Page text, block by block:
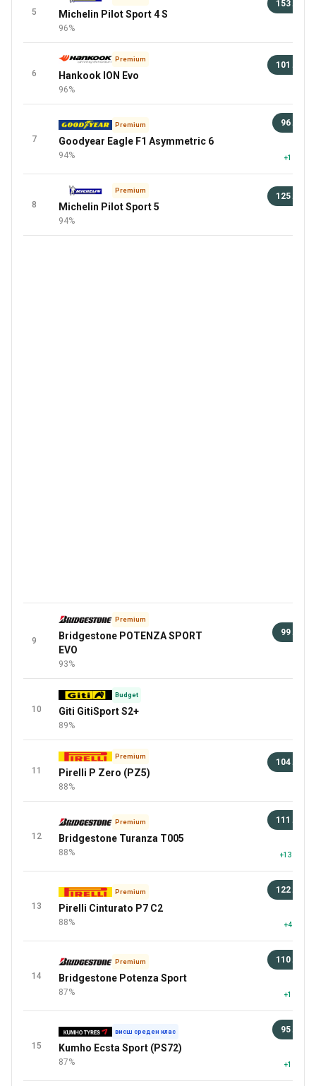
5 Michelin Pilot Sport 4 S
96%
153 лв
6
Premium
Hankook ION Evo
96%
101 лв
7
Premium
Goodyear Eagle F1 Asymmetric 6
94%
96 лв
+1
8
Premium
Michelin Pilot Sport 5
94%
125 лв
9
Premium
Bridgestone POTENZA SPORT
EVO
93%
99 лв
10
Budget
Giti GitiSport S2+
89%
11
Premium
Pirelli P Zero (PZ5)
88%
104 лв
12
Premium
Bridgestone Turanza T005
88%
111 лв
+13
13
Premium
Pirelli Cinturato P7 C2
88%
122 лв
+4
14
Premium
Bridgestone Potenza Sport
87%
110 лв
+1
15
висш среден клас
Kumho Ecsta Sport (PS72)
87%
95 лв
+1